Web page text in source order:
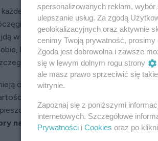
każdego troszczenie się o siebie będzie
po górach, dla innych wylegiwanie
w czytaniu książek, inni zafundują
kupując modne buty – drugi wybierze
tu chodzi.
ogólne zasady, jak kierować swoim
osobą – kimś, kogo się szanuje,
Filozofia self care zachęca,
nastrój, spokój ducha i mieć życzliwy
spersonalizowanych reklam,
ulepszanie usług. Za zgodą
geolokalizacyjnych oraz aktywnie
cenimy Twoją prywatność, prosimy
Zgoda jest dobrowolna i zawsze
się w lewym dolnym rogu strony
ale masz prawo sprzeciwić się
witrynie.
Zapoznaj się z poniższymi
internetowych. Szczegółowe
Prywatności i Cookies oraz po